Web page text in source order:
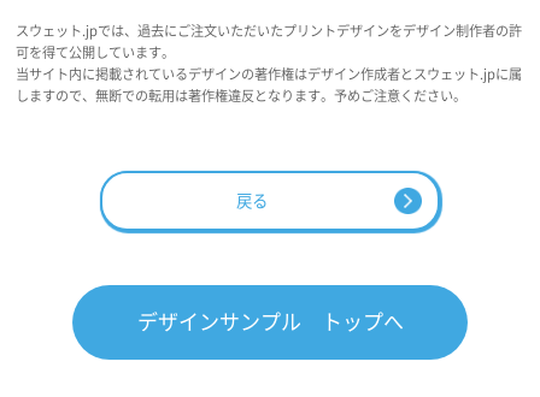
スウェット.jpでは、過去にご注文いただいたプリントデザインをデザイン制作者の許
可を得て公開しています。
当サイト内に掲載されているデザインの著作権はデザイン作成者とスウェット.jpに属
しますので、無断での転用は著作権違反となります。予めご注意ください。
戻る
デザインサンプル トップへ